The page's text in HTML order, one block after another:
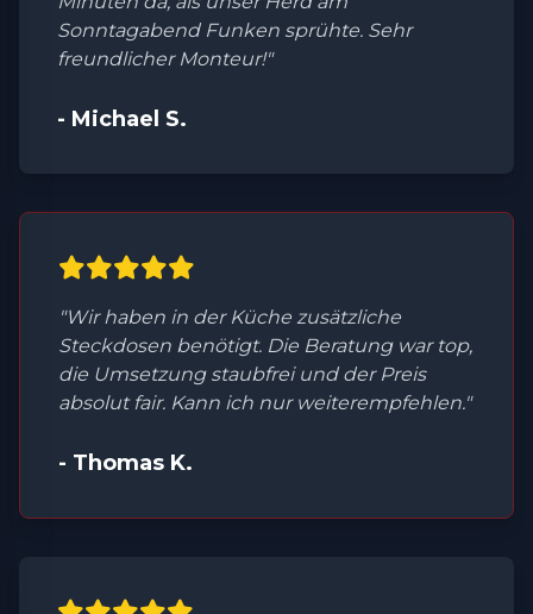
Sonntagabend Funken sprühte. Sehr
freundlicher Monteur!"
- Michael S.
"Wir haben in der Küche zusätzliche
Steckdosen benötigt. Die Beratung war top,
die Umsetzung staubfrei und der Preis
absolut fair. Kann ich nur weiterempfehlen."
- Thomas K.